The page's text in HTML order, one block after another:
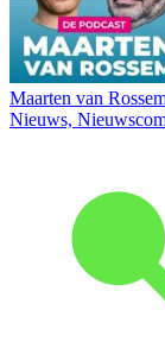
Maarten van
Nieuws,